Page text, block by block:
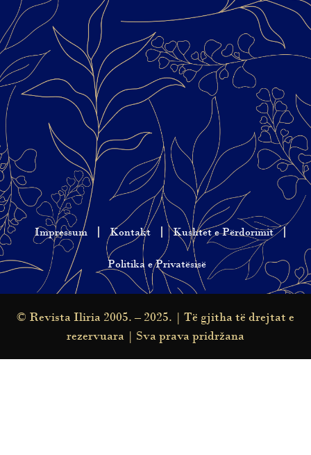
Impressum Kontakt Kushtet e Përdorimit
Politika e Privatësisë
© Revista Iliria 2005. – 2025. | Të gjitha të drejtat e
rezervuara | Sva prava pridržana